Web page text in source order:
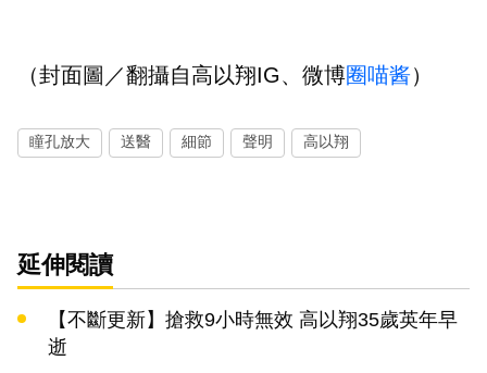
（封面圖／翻攝自高以翔IG、微博圈喵酱）
瞳孔放大 送醫 細節 聲明 高以翔
延伸閱讀
【不斷更新】搶救9小時無效 高以翔35歲英年早
逝